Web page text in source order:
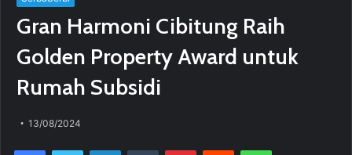
Gran Harmoni Cibitung Raih
Golden Property Award untuk
Rumah Subsidi
13/08/2024